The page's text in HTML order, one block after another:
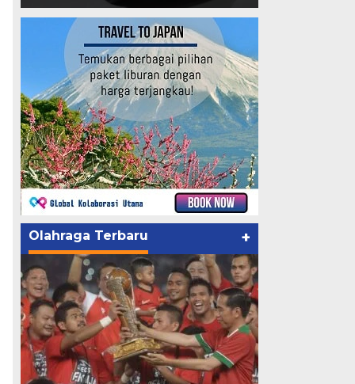
Olahraga Terbaru +